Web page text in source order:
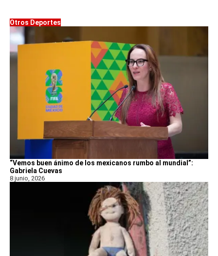
Otros Deportes
“Vemos buen ánimo de los mexicanos rumbo al mundial”:
Gabriela Cuevas
8 junio, 2026